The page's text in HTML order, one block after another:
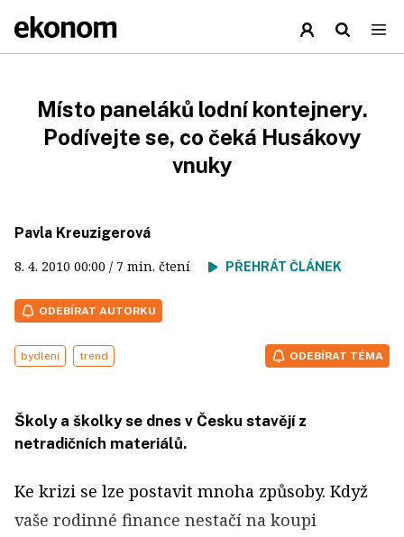
Místo paneláků lodní kontejnery.
Podívejte se, co čeká Husákovy
vnuky
Pavla Kreuzigerová
8. 4. 2010 00:00 / 7 min. čtení PŘEHRÁT ČLÁNEK
ODEBÍRAT AUTORKU
bydlení trend ODEBÍRAT TÉMA
Školy a školky se dnes v Česku stavějí z
netradičních materiálů.
Ke krizi se lze postavit mnoha způsoby. Když
vaše rodinné finance nestačí na koupi